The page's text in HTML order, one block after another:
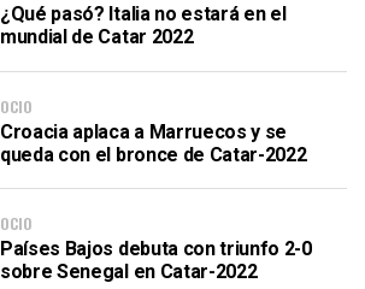
¿Qué pasó? Italia no estará en el
mundial de Catar 2022
OCIO
Croacia aplaca a Marruecos y se
queda con el bronce de Catar-2022
OCIO
Países Bajos debuta con triunfo 2-0
sobre Senegal en Catar-2022